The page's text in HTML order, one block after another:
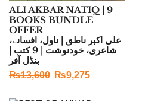
ALI AKBAR NATIQ | 9
BOOKS BUNDLE
OFFER
علی اکبر ناطق | ناول، افسانے،
شاعری، خودنوشت | 9 کتب |
بنڈل آفر
₨13,600 ₨9,275